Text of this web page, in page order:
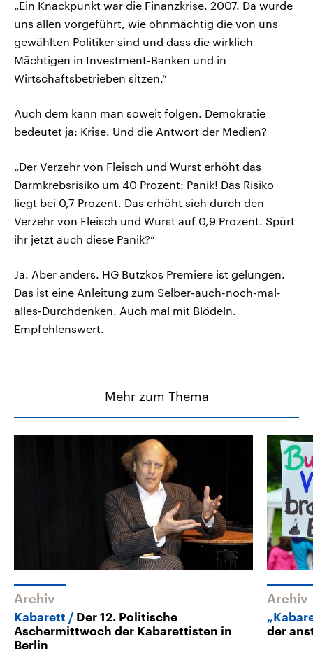
„Ein Knackpunkt war die Finanzkrise. 2007. Da wurde
uns allen vorgeführt, wie ohnmächtig die von uns
gewählten Politiker sind und dass die wirklich
Mächtigen in Investment-Banken und in
Wirtschaftsbetrieben sitzen.“
Auch dem kann man soweit folgen. Demokratie
bedeutet ja: Krise. Und die Antwort der Medien?
„Der Verzehr von Fleisch und Wurst erhöht das
Darmkrebsrisiko um 40 Prozent: Panik! Das Risiko
liegt bei 0,7 Prozent. Das erhöht sich durch den
Verzehr von Fleisch und Wurst auf 0,9 Prozent. Spürt
ihr jetzt auch diese Panik?“
Ja. Aber anders. HG Butzkos Premiere ist gelungen.
Das ist eine Anleitung zum Selber-auch-noch-mal-
alles-Durchdenken. Auch mal mit Blödeln.
Empfehlenswert.
Mehr zum Thema
Archiv
Kabarett
Der 12. Politische
Aschermittwoch der Kabarettisten in
Berlin
Archiv
der